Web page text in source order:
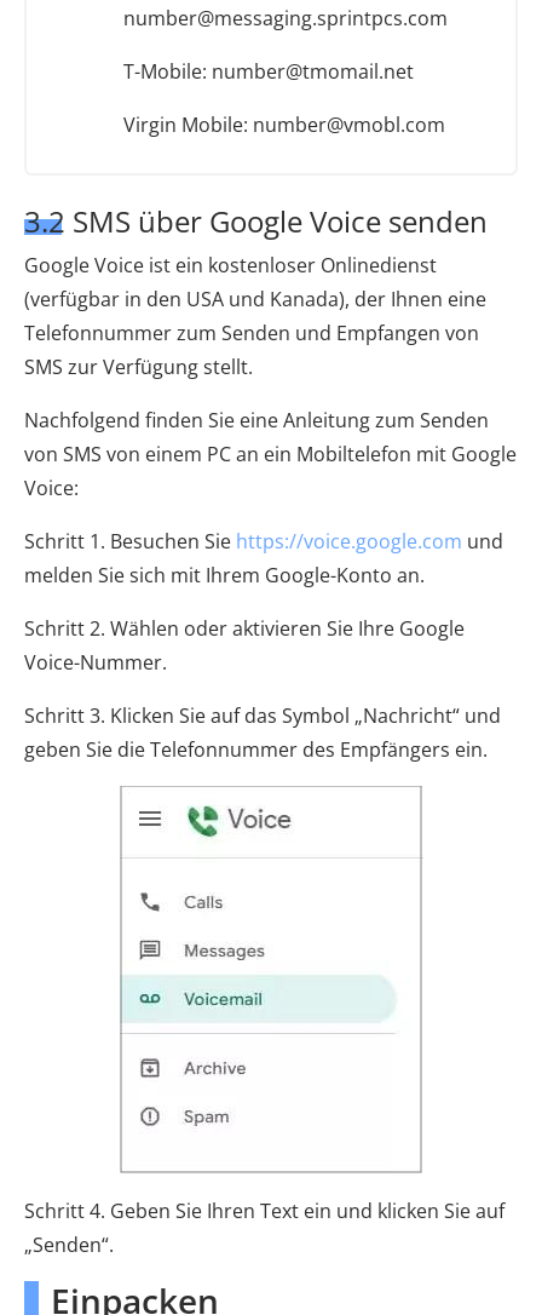
number@messaging.sprintpcs.com
T-Mobile: number@tmomail.net
Virgin Mobile: number@vmobl.com
3.2 SMS über Google Voice senden
Google Voice ist ein kostenloser Onlinedienst
(verfügbar in den USA und Kanada), der Ihnen eine
Telefonnummer zum Senden und Empfangen von
SMS zur Verfügung stellt.
Nachfolgend finden Sie eine Anleitung zum Senden
von SMS von einem PC an ein Mobiltelefon mit Google
Voice:
Schritt 1. Besuchen Sie https://voice.google.com und
melden Sie sich mit Ihrem Google-Konto an.
Schritt 2. Wählen oder aktivieren Sie Ihre Google
Voice-Nummer.
Schritt 3. Klicken Sie auf das Symbol „Nachricht“ und
geben Sie die Telefonnummer des Empfängers ein.
Schritt 4. Geben Sie Ihren Text ein und klicken Sie auf
„Senden“.
Einpacken